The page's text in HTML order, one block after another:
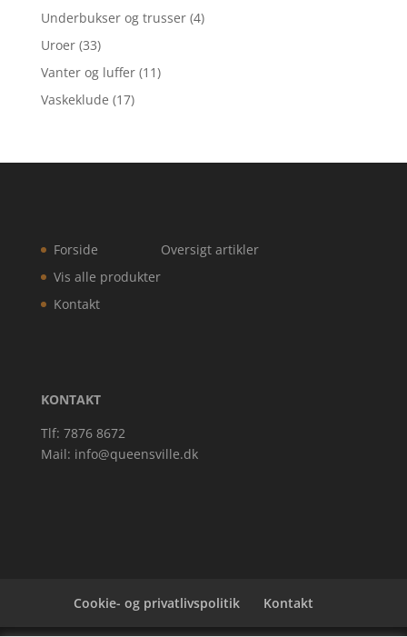
Underbukser og trusser (4)
Uroer (33)
Vanter og luffer (11)
Vaskeklude (17)
Forside
Vis alle produkter
Kontakt
Oversigt artikler
KONTAKT
Tlf: 7876 8672
Mail: info@queensville.dk
Cookie- og privatlivspolitik Kontakt